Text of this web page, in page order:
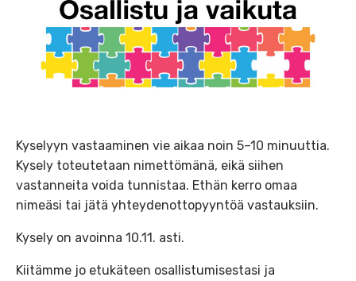
Kyselyyn vastaaminen vie aikaa noin 5–10 minuuttia.
Kysely toteutetaan nimettömänä, eikä siihen
vastanneita voida tunnistaa. Ethän kerro omaa
nimeäsi tai jätä yhteydenottopyyntöä vastauksiin.
Kysely on avoinna 10.11. asti.
Kiitämme jo etukäteen osallistumisestasi ja